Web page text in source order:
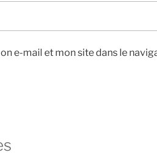
e-mail et mon site dans le